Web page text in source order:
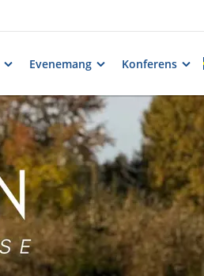
Evenemang Konferens